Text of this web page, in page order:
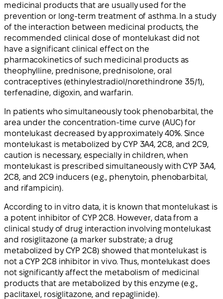
medicinal products that are usually used for the
prevention or long-term treatment of asthma. In a study
of the interaction between medicinal products, the
recommended clinical dose of montelukast did not
have a significant clinical effect on the
pharmacokinetics of such medicinal products as
theophylline, prednisone, prednisolone, oral
contraceptives (ethinylestradiol/norethindrone 35/1),
terfenadine, digoxin, and warfarin.
In patients who simultaneously took phenobarbital, the
area under the concentration-time curve (AUC) for
montelukast decreased by approximately 40%. Since
montelukast is metabolized by CYP 3A4, 2C8, and 2C9,
caution is necessary, especially in children, when
montelukast is prescribed simultaneously with CYP 3A4,
2C8, and 2C9 inducers (e.g., phenytoin, phenobarbital,
and rifampicin).
According to in vitro data, it is known that montelukast is
a potent inhibitor of CYP 2C8. However, data from a
clinical study of drug interaction involving montelukast
and rosiglitazone (a marker substrate; a drug
metabolized by CYP 2C8) showed that montelukast is
not a CYP 2C8 inhibitor in vivo. Thus, montelukast does
not significantly affect the metabolism of medicinal
products that are metabolized by this enzyme (e.g.,
paclitaxel, rosiglitazone, and repaglinide).